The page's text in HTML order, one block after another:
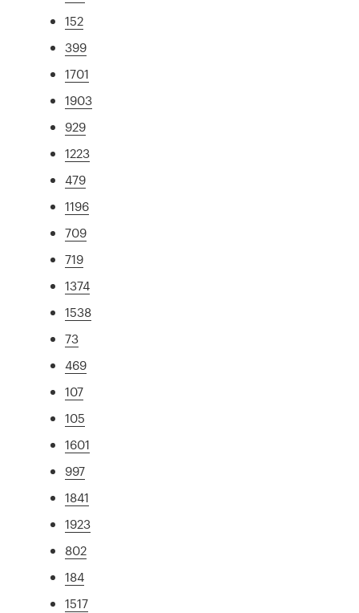
152
399
1701
1903
929
1223
479
1196
709
719
1374
1538
73
469
107
105
1601
997
1841
1923
802
184
1517